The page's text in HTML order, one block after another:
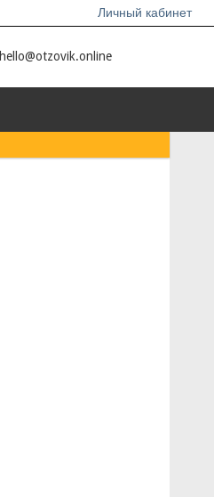
Личный кабинет
hello@otzovik.online